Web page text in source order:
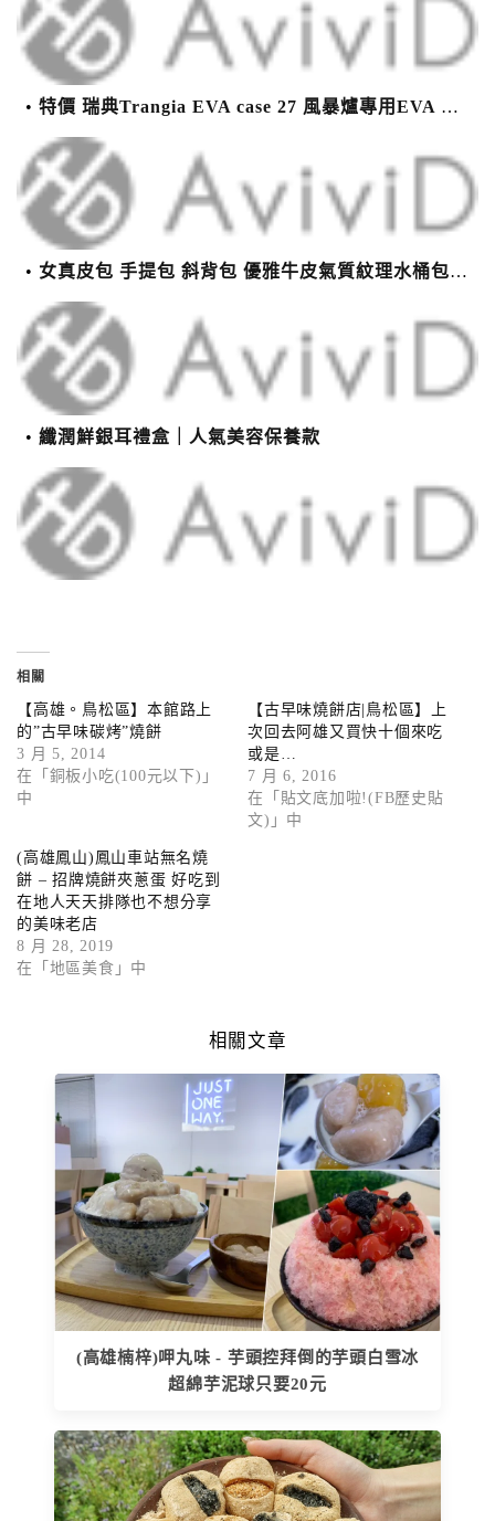
特價 瑞典Trangia EVA case 27 風暴爐專用EVA 防護外盒(小)-黑
女真皮包 手提包 斜背包 優雅牛皮氣質紋理水桶包(2色)【XBO7950112】＊艾美時尚(現+預)
纖潤鮮銀耳禮盒｜人氣美容保養款
相關
【高雄。鳥松區】本館路上
的”古早味碳烤”燒餅
3 月 5, 2014
在「銅板小吃(100元以下)」
中
【古早味燒餅店|鳥松區】上
次回去阿雄又買快十個來吃
或是…
7 月 6, 2016
在「貼文底加啦!(FB歷史貼
文)」中
(高雄鳳山)鳳山車站無名燒
餅 – 招牌燒餅夾蔥蛋 好吃到
在地人天天排隊也不想分享
的美味老店
8 月 28, 2019
在「地區美食」中
相關文章
(高雄楠梓)呷丸味 - 芋頭控拜倒的芋頭白雪冰
超綿芋泥球只要20元